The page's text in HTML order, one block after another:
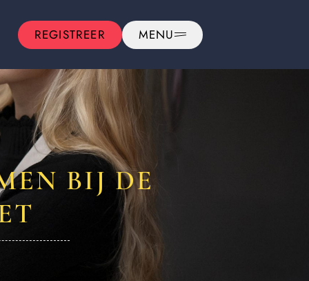
REGISTREER MENU
BIJ DE